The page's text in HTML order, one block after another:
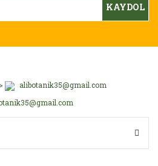
KAYDOL
alibotanik35@gmail.com